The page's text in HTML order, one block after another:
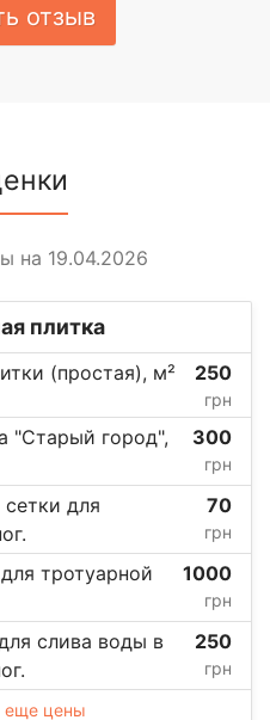
отзыв
на 19.04.2026
плитка
(простая), м² 250
грн
"Старый город",
300
грн
для
70
грн
тротуарной
1000
грн
слива воды в
250
грн
еще цены